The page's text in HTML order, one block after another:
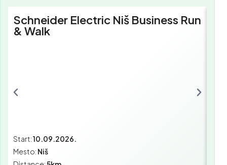
Schneider Electric Niš Business Run
& Walk
Start:10.09.2026.
Mesto: Niš